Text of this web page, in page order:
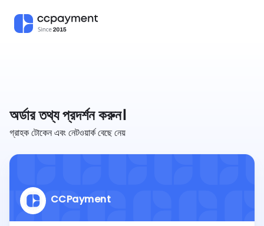
অর্ডার তথ্য প্রদর্শন করুন।
গ্রাহক টোকেন এবং নেটওয়ার্ক বেছে নেয়
CCPayment